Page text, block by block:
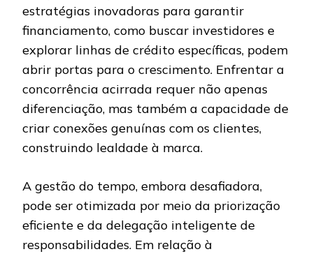
estratégias inovadoras para garantir
financiamento, como buscar investidores e
explorar linhas de crédito específicas, podem
abrir portas para o crescimento. Enfrentar a
concorrência acirrada requer não apenas
diferenciação, mas também a capacidade de
criar conexões genuínas com os clientes,
construindo lealdade à marca.
A gestão do tempo, embora desafiadora,
pode ser otimizada por meio da priorização
eficiente e da delegação inteligente de
responsabilidades. Em relação à